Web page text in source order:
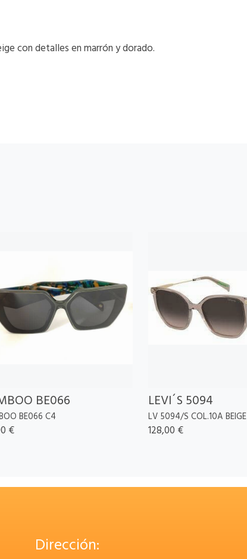
con detalles en marrón y dorado.
BE066
BE066 C4
€
LEVI´S 5094
LV 5094/S COL.10A BEIGE
128,00 €
Dirección: